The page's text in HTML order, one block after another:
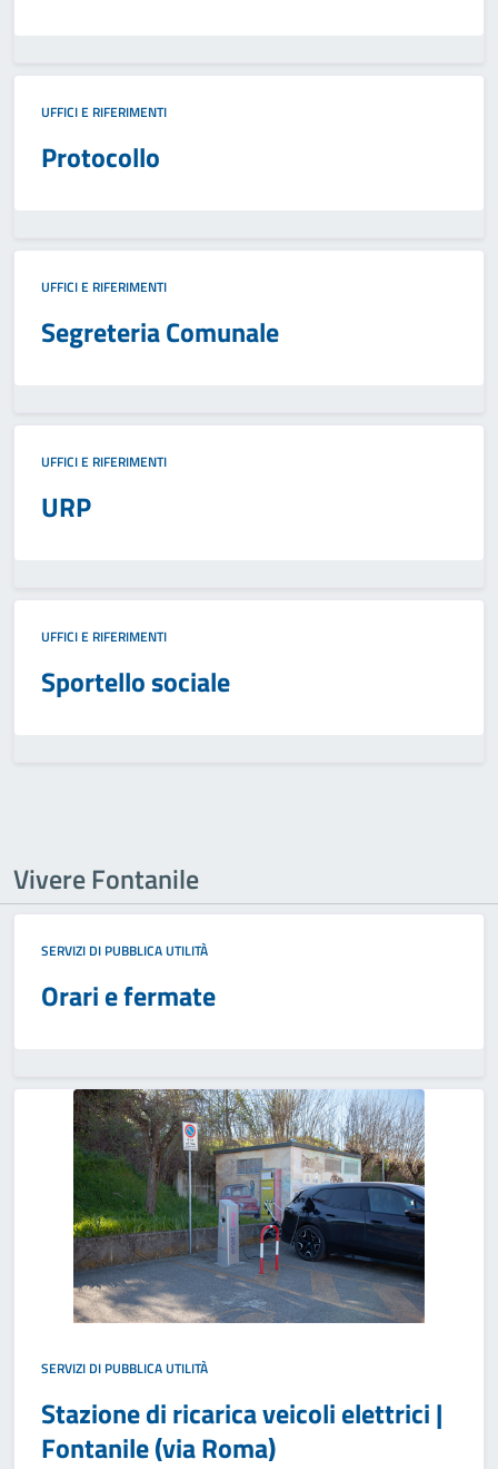
UFFICI E RIFERIMENTI
Protocollo
UFFICI E RIFERIMENTI
Segreteria Comunale
UFFICI E RIFERIMENTI
URP
UFFICI E RIFERIMENTI
Sportello sociale
Vivere Fontanile
SERVIZI DI PUBBLICA UTILITÀ
Orari e fermate
SERVIZI DI PUBBLICA UTILITÀ
Stazione di ricarica veicoli elettrici |
Fontanile (via Roma)